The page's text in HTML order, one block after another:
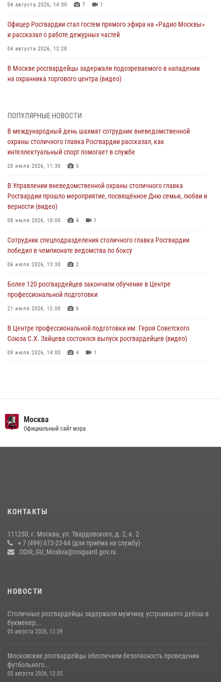
04 августа 2026, 14:00 7 1
Офицер Росгвардии стал гостем прямого эфира на «Радио Москвы»
и рассказал о работе дежурных частей
04 августа 2026, 12:28
В Москве росгвардейцы задержали подозреваемого в нападении
на охранника торгового центра (видео)
В Главном управлении Росгвардии по городу Москве подвели итоги
03 августа 2026, 13:00
На востоке Москвы сотрудники Росгвардии задержали мужчину,
находящегося в федеральном розыске (видео)
Росгвардия обеспечила правопорядок во время празднования Дня
воздушно-десантных войск в Москве (видео)
03 августа 2026, 08:00
Московские росгвардейцы пришли на помощь семье, у которой
сломался автомобиль на проезжей части (Видео)
02 августа 2026, 11:54
ПОПУЛЯРНЫЕ НОВОСТИ
В международный день шахмат сотрудник вневедомственной
охраны столичного главка Росгвардии рассказал, как
интеллектуальный спорт помогает в службе
20 июля 2026, 11:30 5
В Управлении вневедомственной охраны столичного главка
Росгвардии прошло мероприятие, посвящённое Дню семьи, любви и
верности (видео)
08 июля 2026, 10:00 4 1
Сотрудник спецподразделения столичного главка Росгвардии
победил в чемпионате ведомства по боксу
06 июля 2026, 13:30 2
Более 120 росгвардейцев закончили обучение в Центре
профессиональной подготовки
21 июля 2026, 12:00 6
В Центре профессиональной подготовки им. Героя Советского
Союза С.Х. Зайцева состоялся выпуск росгвардейцев (видео)
09 июля 2026, 14:00 4 1
Пазл счастливой жизни: история любви и службы сотрудников
вневедомственной охраны Росгвардии
Москве (видео)
В спецподразделении столичного главка Росгвардии завершился
Москва
Официальный сайт мэра
КОНТАКТЫ
111250, г. Москва, ул. Твардовского, д. 2, к. 2
+ 7 (499) 673-23-64 (для приёма на службу)
ODIR_GU_Moskva@rosguard.gov.ru
НОВОСТИ
Столичные росгвардейцы задержали мужчину, устроившего дебош в
букмекер...
05 августа 2026, 12:39
Московские росгвардейцы обеспечили безопасность проведения
футбольного...
05 августа 2026, 12:35